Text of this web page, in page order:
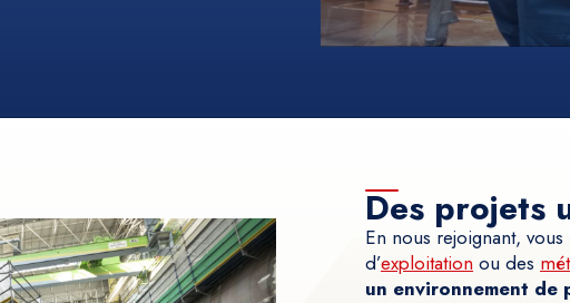
Des projets
En nous rejoignant,
d’exploitation ou des
un environnement de